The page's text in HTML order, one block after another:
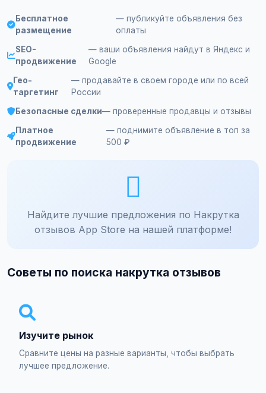
Бесплатное
размещение
— публикуйте объявления без
оплаты
SEO-
продвижение
— ваши объявления найдут в Яндекс и
Google
Гео-
таргетинг
— продавайте в своем городе или по всей
России
Безопасные сделки— проверенные продавцы и отзывы
Платное
продвижение
— поднимите объявление в топ за
500 ₽
Найдите лучшие предложения по Накрутка
отзывов App Store на нашей платформе!
Советы по поиска накрутка отзывов
Изучите рынок
Сравните цены на разные варианты, чтобы выбрать
лучшее предложение.